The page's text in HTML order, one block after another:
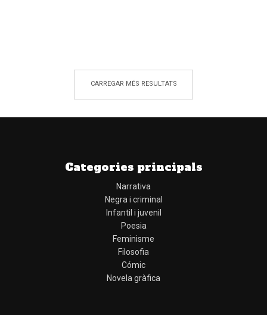
CARREGAR MÉS RESULTATS
Categories principals
Narrativa
Negra i criminal
Infantil i juvenil
Poesia
Feminisme
Filosofia
Cómic
Novela gràfica